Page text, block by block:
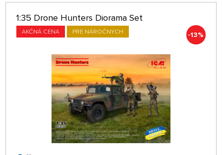
1:35 Drone Hunters Diorama Set
AKČNÁ CENA PRE NÁROČNÝCH -13%